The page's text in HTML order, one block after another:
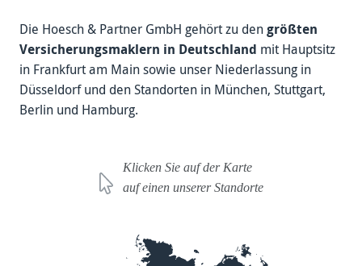
Die Hoesch & Partner GmbH ge­hört zu dengröß­ten
Ver­sicher­ungs­maklern in Deutsch­land mit Haupt­sitz
in Frankfurt am Main sowie unser Niederlassung in
Düsseldorf und den Standorten in München, Stutt­gart,
Berlin und Hamburg.
Klicken Sie auf der Karte
auf einen unserer Standorte